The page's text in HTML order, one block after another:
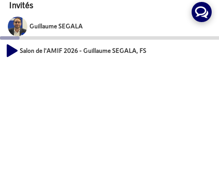
Invités
Guillaume SEGALA
Consultant senior, FSC EXECUTIVE SEARCH & TALENT DEVELOPMENT
Salon de l'AMIF 2026 - Guillaume SEGALA, FSC EXECUTIVE SEARCH